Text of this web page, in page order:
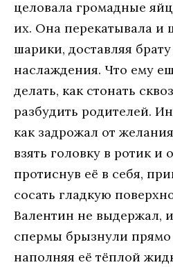
целовала громадные
их. Она перекатывала и
шарики, доставляя
наслаждения. Что ему
делать, как стонать
разбудить родителей.
как задрожал от
взять головку в ротик и
протиснув её в себя,
сосать гладкую
Валентин не выдержал,
спермы брызнули прямо
наполняя её тёплой